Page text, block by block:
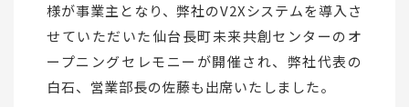
様が事業主となり、弊社のV2Xシステムを導入さ
せていただいた仙台長町未来共創センターのオ
ープニングセレモニーが開催され、弊社代表の
白石、営業部長の佐藤も出席いたしました。